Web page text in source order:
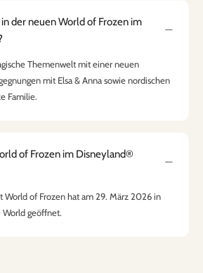
der neuen World of Frozen im
Themenwelt mit einer neuen
mit Elsa & Anna sowie nordischen
Familie.
of Frozen im Disneyland®
World of Frozen hat am 29. März 2026 in
geöffnet.